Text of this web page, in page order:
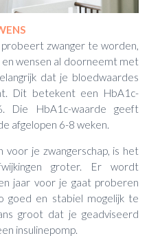
probeert zwanger te worden,
en wensen al doorneemt met
dat je bloedwaardes
Dit betekent een HbA1c-
HbA1c-waarde geeft
afgelopen 6-8 weken.
voor je zwangerschap, is het
groter. Er wordt
jaar voor je gaat proberen
goed en stabiel mogelijk te
groot dat je geadviseerd
insulinepomp.